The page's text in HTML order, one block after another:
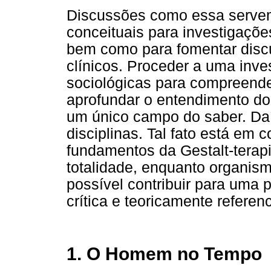
Discussões como essa
conceituais para
bem como para fomentar
clínicos. Proceder a uma
sociológicas para
aprofundar o entendimento
um único campo do saber.
disciplinas. Tal fato está em
fundamentos da Gestalt-
totalidade, enquanto
possível contribuir para uma
crítica e teoricamente
1. O Homem no Tempo